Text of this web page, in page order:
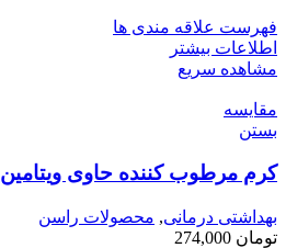
فهرست علاقه مندی ها
اطلاعات بیشتر
مشاهده سریع
مقایسه
بستن
کرم مرطوب کننده حاوی ویتامین E راسن
بهداشتی درمانی, محصولات راسن
تومان